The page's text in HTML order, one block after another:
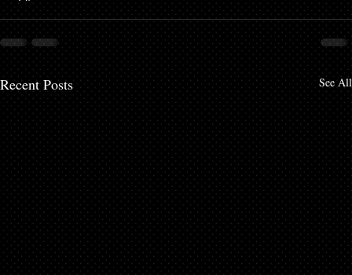
Recent Posts See All